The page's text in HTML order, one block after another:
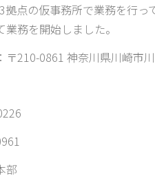
点の仮事務所で業務を行
務を開始しました。
〒210-0861 神奈川県川崎市
部